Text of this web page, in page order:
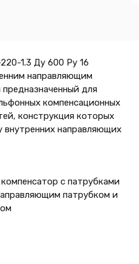
1.3 Ду 600 Ру 16
направляющим
для
компенсационных
конструкция которых
внутренних направляющих
с патрубками
патрубком и